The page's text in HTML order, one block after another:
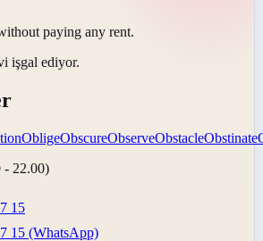
paying any rent.
işgal ediyor.
ObligeObscureObserveObstacleObstinate
- 22.00)
15
15 (WhatsApp)